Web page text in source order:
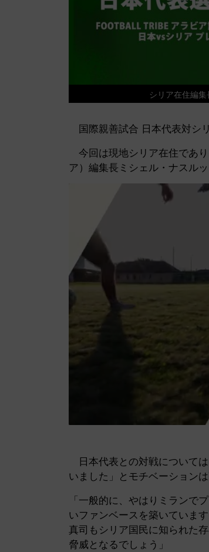
シリア在住編
国際親善試合 日本代表対シ
今回は現地シリア在住であ
ア）編集長ミシェル・ナスル
日本代表との対戦について
いました」とモチベーション
「一般的に、やはりミランで
いファンベースを築いていま
真司もシリア国民に知られた
脅威となるでしょう」